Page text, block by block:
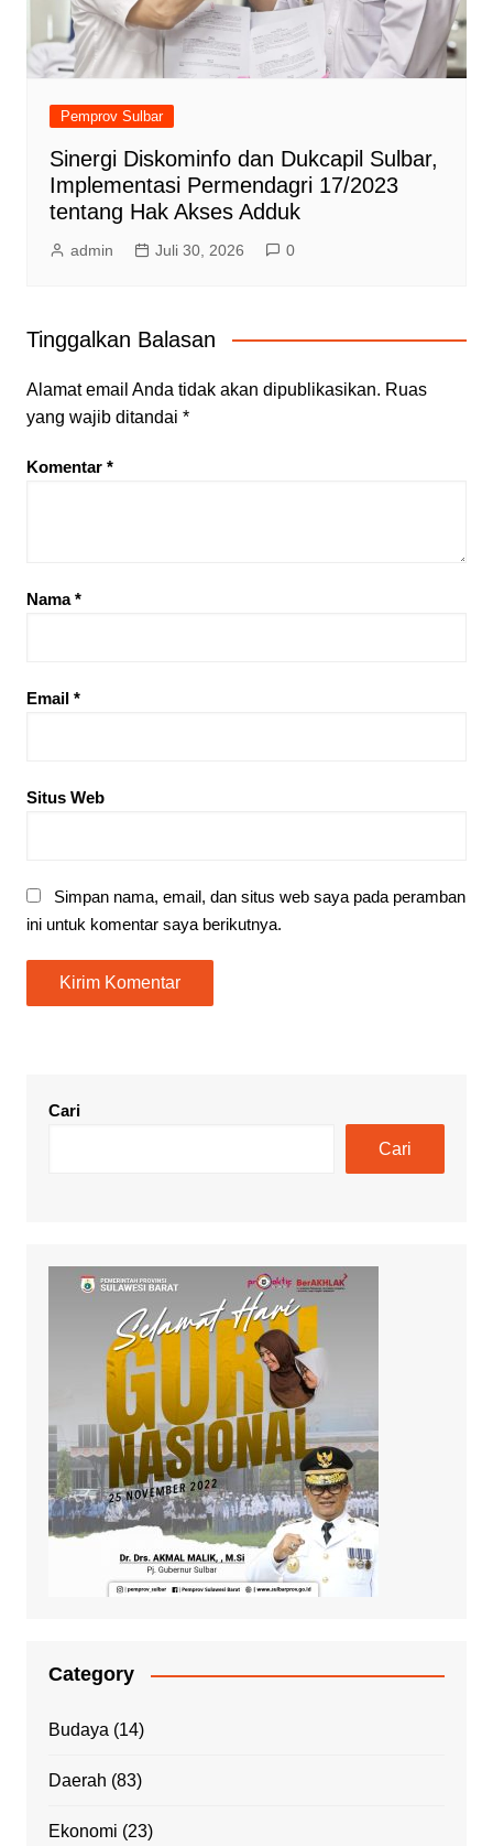
Pemprov Sulbar
Sinergi Diskominfo dan Dukcapil Sulbar,
Implementasi Permendagri 17/2023
tentang Hak Akses Adduk
admin Juli 30, 2026 0
Tinggalkan Balasan
Alamat email Anda tidak akan dipublikasikan. Ruas
yang wajib ditandai *
Komentar *
Nama*
Email *
Situs Web
Simpan nama, email, dan situs web saya pada peramban
ini untuk komentar saya berikutnya.
Cari
Cari
Category
Budaya (14)
Daerah (83)
Ekonomi (23)